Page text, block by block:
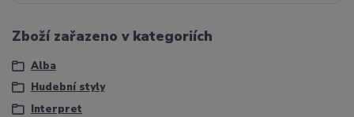
Zboží zařazeno v kategoriích
Alba
Hudební styly
Interpret